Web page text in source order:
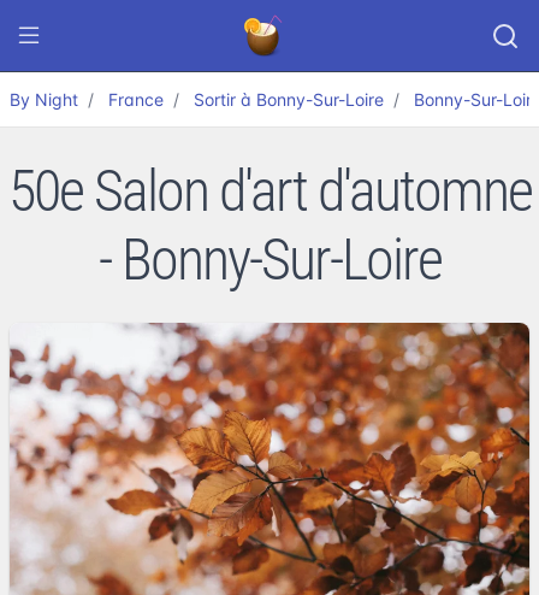
By Night France Sortir à Bonny-Sur-Loire Bonny-Sur-
50e Salon d'art d'automne
- Bonny-Sur-Loire